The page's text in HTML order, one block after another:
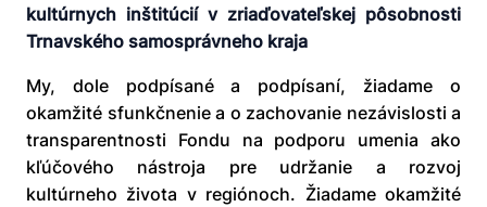
kultúrnych inštitúcií v zriaďovateľskej pôsobnosti
Trnavského samosprávneho kraja
My, dole podpísané a podpísaní, žiadame o
okamžité sfunkčnenie a o zachovanie nezávislosti a
transparentnosti Fondu na podporu umenia ako
kľúčového nástroja pre udržanie a rozvoj
kultúrneho života v regiónoch. Žiadame okamžité